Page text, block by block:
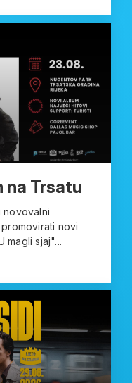
na Trsatu
novovalni
novi
magli sjaj"...